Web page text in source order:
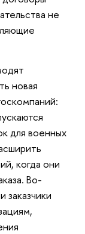
не
новая
для военных
когда они
Во-
заказчики